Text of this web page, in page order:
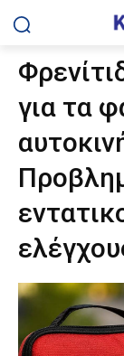
για τα